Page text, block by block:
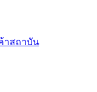
าสถาบัน